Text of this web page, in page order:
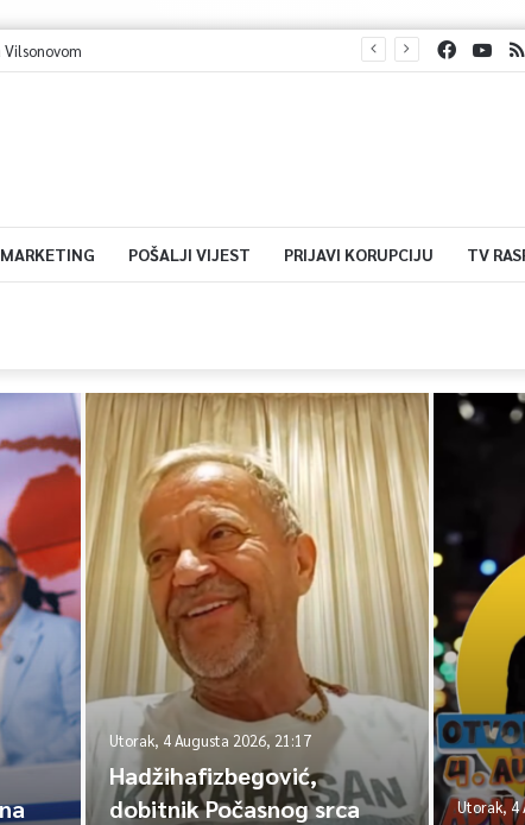
MARKETING POŠALJI VIJEST PRIJAVI KORUPCIJU TV
Utorak, 4 Augusta 2026, 21:17
Hadžihafizbegović,
dobitnik Počasnog srca
Utorak, 4